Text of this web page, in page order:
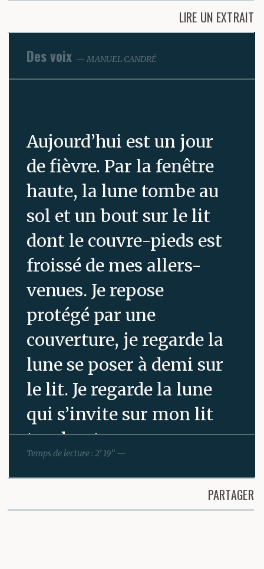
LIRE UN EXTRAIT
Des voix MANUEL CANDRÉ
Aujourd’hui est un jour
de fièvre. Par la fenêtre
haute, la lune tombe au
sol et un bout sur le lit
dont le couvre-pieds est
froissé de mes allers-
venues. Je repose
protégé par une
couverture, je regarde la
lune se poser à demi sur
le lit. Je regarde la lune
qui s’invite sur mon lit
touchant presque mes
pieds, j’entends aussi
nombreux, par lesquels
Temps de lecture : 2’ 19” —
PARTAGER